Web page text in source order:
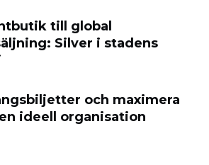
till global
Silver i stadens
och maximera
ideell organisation